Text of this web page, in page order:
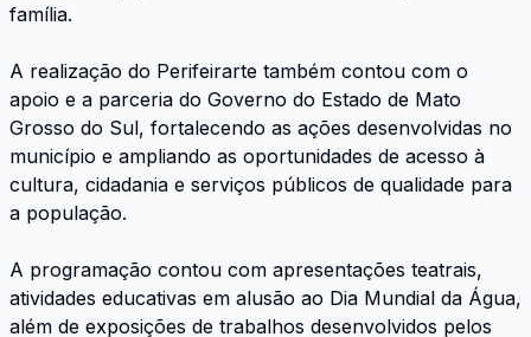
família.
A realização do Perifeirarte também contou com o
apoio e a parceria do Governo do Estado de Mato
Grosso do Sul, fortalecendo as ações desenvolvidas no
município e ampliando as oportunidades de acesso à
cultura, cidadania e serviços públicos de qualidade para
a população.
A programação contou com apresentações teatrais,
atividades educativas em alusão ao Dia Mundial da Água,
além de exposições de trabalhos desenvolvidos pelos